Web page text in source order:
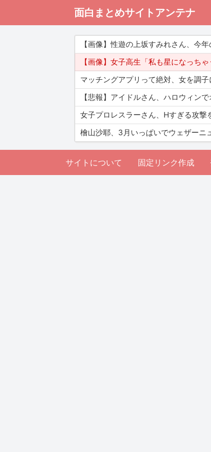
面白まとめサイトアンテナ
【画像】性遊の上坂すみれさん、今
【画像】女子高生「私も星になっち
マッチングアプリって絶対、女を調
【悲報】アイドルさん、ハロウィン
女子プロレスラーさん、Hすぎる攻撃
檜山沙耶、3月いっぱいでウェザーニ
サイトについて 固定リンク作成